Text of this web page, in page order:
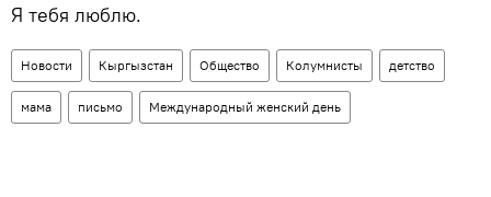
Я тебя люблю.
Новости Кыргызстан Общество Колумнисты детство
мама письмо Международный женский день